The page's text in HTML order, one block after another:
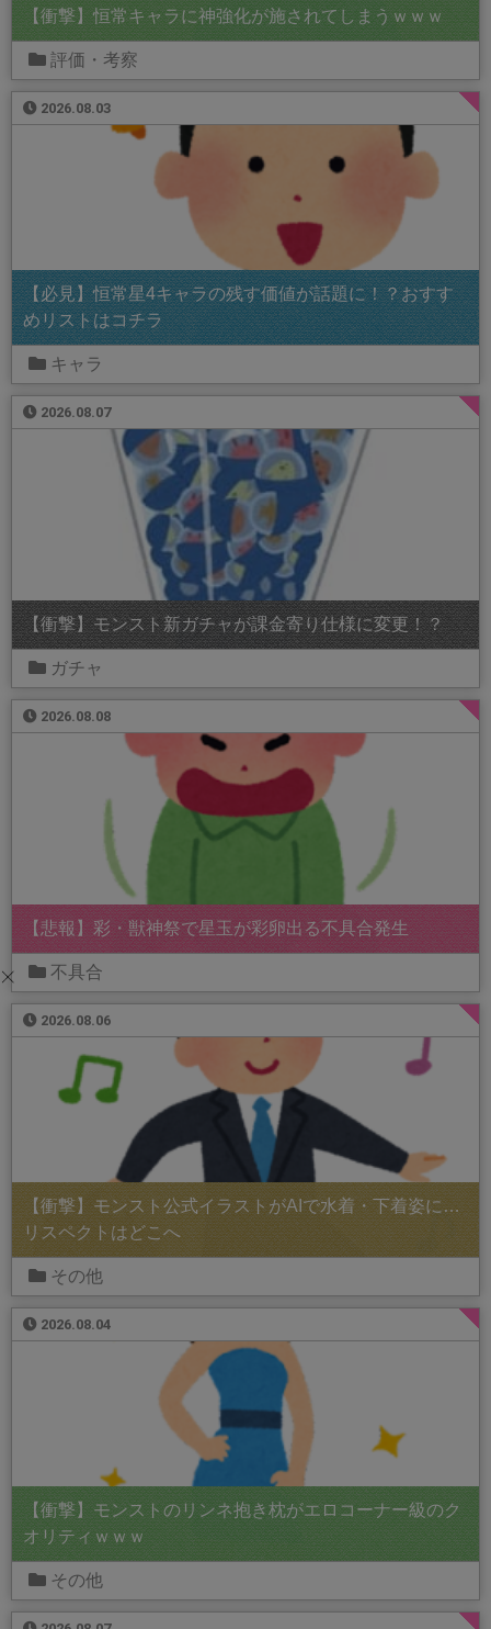
【衝撃】恒常キャラに神強化が施されてしまうｗｗｗ
評価・考察
2026.08.03
【必見】恒常星4キャラの残す価値が話題に！？おすす
めリストはコチラ
キャラ
2026.08.07
【衝撃】モンスト新ガチャが課金寄り仕様に変更！？
ガチャ
2026.08.08
【悲報】彩・獣神祭で星玉が彩卵出る不具合発生
不具合
2026.08.06
【衝撃】モンスト公式イラストがAIで水着・下着姿に…
リスペクトはどこへ
その他
2026.08.04
【衝撃】モンストのリンネ抱き枕がエロコーナー級のク
オリティｗｗｗ
その他